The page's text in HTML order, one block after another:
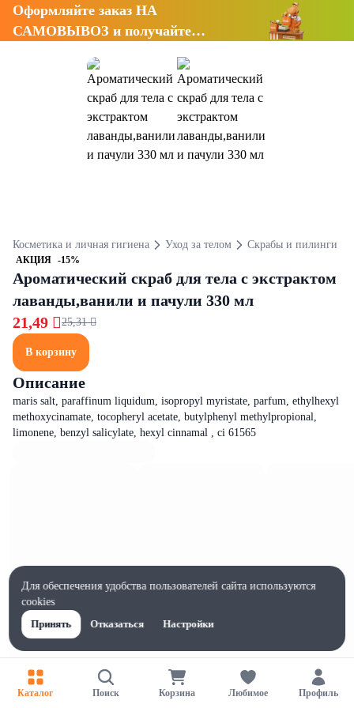
Оформляйте заказ НА
САМОВЫВОЗ и получайте
Косметика и личная гигиена Уход за телом Скрабы и пилинги
АКЦИЯ -15%
Ароматический скраб для тела с экстрактом
лаванды,ванили и пачули 330 мл
21,49 25,31 
В корзину
Описание
maris salt, paraffinum liquidum, isopropyl myristate, parfum, ethylhexyl
methoxycinamate, tocopheryl acetate, butylphenyl methylpropional,
limonene, benzyl salicylate, hexyl cinnamal , ci 61565
Характеристики
Каталог Поиск Корзина Любимое Профиль
Для обеспечения удобства пользователей сайта используются
cookies
Принять
Отказаться Настройки